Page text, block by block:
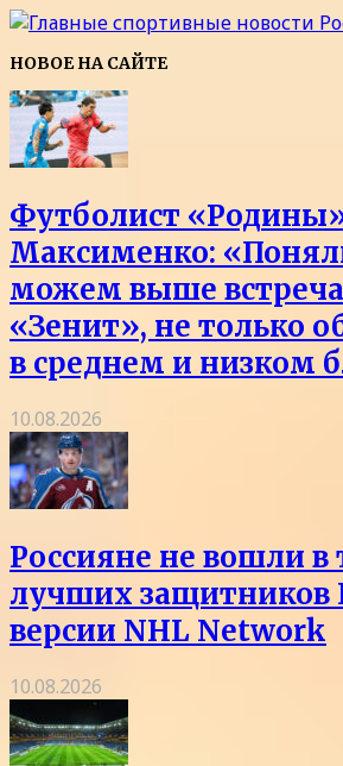
НОВОЕ НА САЙТЕ
Футболист
Максименко:
можем выше
«Зенит», не только
в среднем и низком
10.08.2026
Россияне не вошли в
лучших защитников
версии NHL Network
10.08.2026